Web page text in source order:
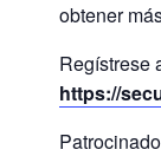
obtener
Regístrese
https://